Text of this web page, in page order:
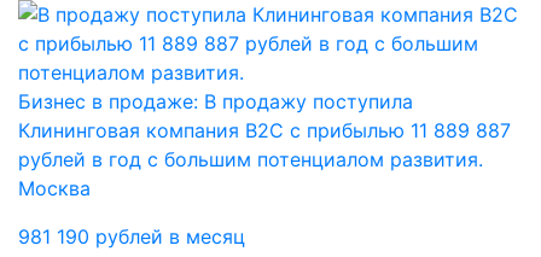
Бизнес в продаже: В продажу поступила
Клининговая компания В2С с прибылью 11 889 887
рублей в год с большим потенциалом развития.
Москва
981 190 рублей в месяц